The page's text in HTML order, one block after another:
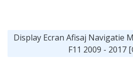
Display Ecran Afisaj Navigatie
F11 2009 - 2017